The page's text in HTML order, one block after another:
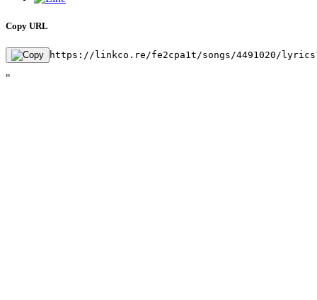
Copy URL
https://linkco.re/fe2cpa1t/songs/4491020/
"